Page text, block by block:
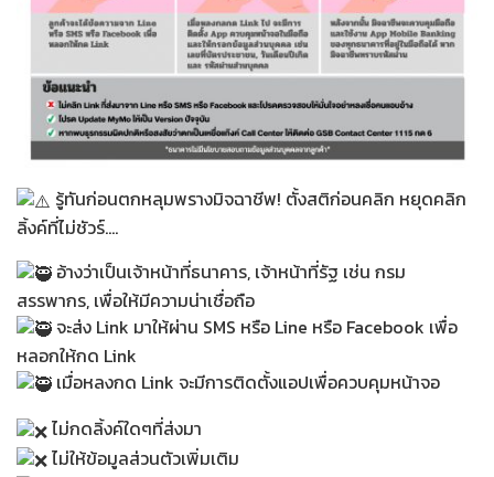
รู้ทันก่อนตกหลุมพรางมิจฉาชีพ! ตั้งสติก่อนคลิก หยุดคลิก
ลิ้งค์ที่ไม่ชัวร์….
อ้างว่าเป็นเจ้าหน้าที่ธนาคาร, เจ้าหน้าที่รัฐ เช่น กรม
สรรพากร, เพื่อให้มีความน่าเชื่อถือ
จะส่ง Link มาให้ผ่าน SMS หรือ Line หรือ Facebook เพื่อ
หลอกให้กด Link
เมื่อหลงกด Link จะมีการติดตั้งแอปเพื่อควบคุมหน้าจอ
ไม่กดลิ้งค์ใดๆที่ส่งมา
ไม่ให้ข้อมูลส่วนตัวเพิ่มเติม